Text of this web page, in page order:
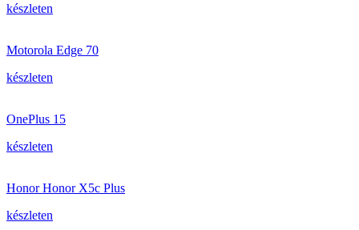
készleten
Motorola Edge 70
készleten
OnePlus 15
készleten
Honor Honor X5c Plus
készleten